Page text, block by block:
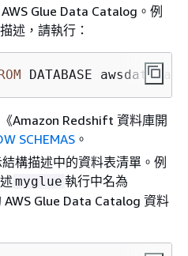
Glue Data Catalog。例
述，請執行：
DATABASE
Amazon Redshift 資料庫開
SCHEMAS 。
構描述中的資料表清單。例
myglue 執行中名為
AWS Glue Data Catalog 資料